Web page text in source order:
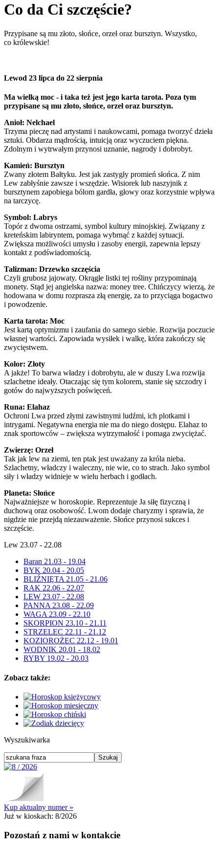
Co da Ci szczęście?
Przypisane są mu złoto, słońce, orzeł oraz bursztyn. Wszystko,
co królewskie!
Lewod 23 lipca do 22 sierpnia
Ma wielką moc - i taka też jest jego karta tarota. Poza tym
przypisane są mu złoto, słońce, orzeł oraz bursztyn.
Anioł: Nelchael
Trzyma pieczę nad artystami i naukowcami, pomaga tworzyć dzieła
sztuki. Obdarza mądrością, intuicją oraz wyczuciem piękna.
Zdolnym i wytrwałym przynosi uznanie, nagrody i dobrobyt.
Kamień: Bursztyn
Zwany złotem Bałtyku. Jest jak zastygły promień słońca. Z nim
Lew zabłyśnie zawsze i wszędzie. Wisiorek lub naszyjnik z
bursztynem zapobiega bólom gardła, głowy oraz korzystnie wpływa
na tarczycę.
Symbol: Labrys
Topór z dwoma ostrzami, symbol kultury minojskiej. Związany z
kreteńskim labiryntem, pomaga wybrnąć z każdej sytuacji.
Zwiększa możliwości umysłu i zasoby energii, zapewnia lepszy
kontakt z podświadomością.
Talizman: Drzewko szczęścia
Czyli grubosz jajowaty. Okrągłe listki tej rośliny przypominają
monety. Stąd jej angielska nazwa: money tree. Chińczycy wierzą, że
hodowana w domu rozprasza złą energię, za to przyciąga bogactwo
i powodzenie.
Karta tarota: Moc
Jest kartą optymizmu i zaufania do samego siebie. Rozwija poczucie
własnej wartości. Zapowiada wysiłek i walkę, która zakończy się
zwycięstwem.
Kolor: Złoty
A jakże! To barwa władzy i dobrobytu, ale w duszy Lwa rozwija
szlachetne ideały. Otaczając się tym kolorem, stanie się szczodry i
gotów do najwyższych poświęceń.
Runa: Elahaz
Ochroni Lwa przed złymi zawistnymi ludźmi, ich plotkami i
intrygami. Negatywna energia nie ma do niego dostępu. Elahaz to
znak sportowców – zwiększa wytrzymałość i pomaga zwyciężać.
Zwierzę: Orzeł
Tak jak lew na ziemi, ten ptak jest uważany za króla nieba.
Szlachetny, władczy i waleczny, nie wie, co to strach. Jako symbol
siły i władzy widnieje w wielu herbach i godłach.
Planeta: Słońce
Najważniejsze w horoskopie. Reprezentuje Ja siłę fizyczną i
duchową oraz osobowość. Lwom dodaje charyzmy i sprawia, że
nigdzie nie przejdą niezauważenie. Słońce przynosi sukces i
szczęście.
Lew 23.07 - 22.08
Baran 21.03 - 19.04
BYK 20.04 - 20.05
BLIŹNIĘTA 21.05 - 21.06
RAK 22.06 - 22.07
LEW 23.07 - 22.08
PANNA 23.08 - 22.09
WAGA 23.09 - 22.10
SKORPION 23.10 - 21.11
STRZELEC 22.11 - 21.12
KOZIOROŻEC 22.12 - 19.01
WODNIK 20.01 - 18.02
RYBY 19.02 - 20.03
Zobacz także:
Wyszukiwarka
Kup aktualny numer »
Już w kioskach: 8/2026
Pozostań z nami w kontakcie